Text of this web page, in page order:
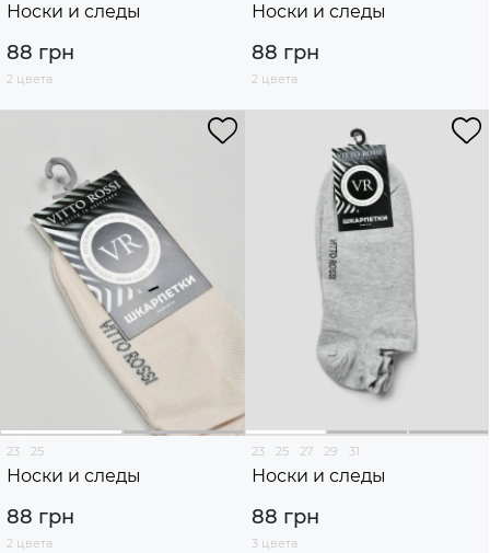
Носки и следы
88 грн
2 цвета
Носки и следы
88 грн
2 цвета
23 25
Носки и следы
88 грн
2 цвета
23 25 27 29 31
Носки и следы
88 грн
3 цвета